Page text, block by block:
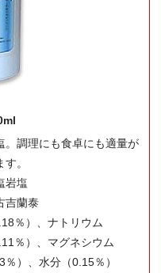
。調理にも食卓にも適量が
。
岩塩
吉蘭泰
％）、ナトリウム
％）、マグネシウム
）、水分（0.15％）